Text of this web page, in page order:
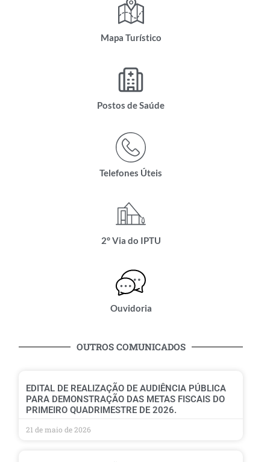
Mapa Turístico
Postos de Saúde
Telefones Úteis
2° Via do IPTU
Ouvidoria
OUTROS COMUNICADOS
EDITAL DE REALIZAÇÃO DE AUDIÊNCIA PÚBLICA
PARA DEMONSTRAÇÃO DAS METAS FISCAIS DO
PRIMEIRO QUADRIMESTRE DE 2026.
21 de maio de 2026